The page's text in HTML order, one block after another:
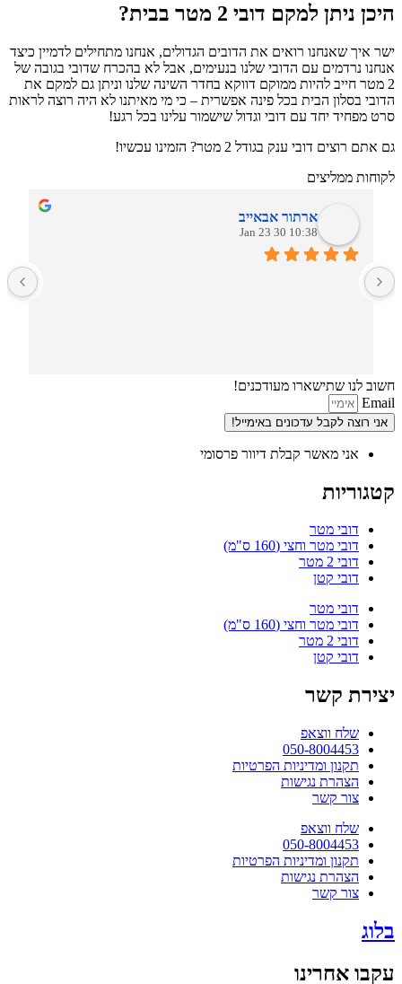
היכן ניתן למקם דובי 2 מטר בבית?
ישר איך שאנחנו רואים את הדובים הגדולים, אנחנו מתחילים לדמיין כיצד
אנחנו נרדמים עם הדובי שלנו בנעימים, אבל לא בהכרח שדובי בגובה של
2 מטר חייב להיות ממוקם דווקא בחדר השינה שלנו וניתן גם למקם את
הדובי בסלון הבית בכל פינה אפשרית – כי מי מאיתנו לא היה רוצה לראות
סרט מפחיד יחד עם דובי וגדול שישמור עלינו בכל רגע!
גם אתם רוצים דובי ענק בגודל 2 מטר? הזמינו עכשיו!
לקוחות ממליצים
ארתור אבאייב
10:38 30 Jan 23
חשוב לנו שתישארו מעודכנים!
Email
אני רוצה לקבל עדכונים באימייל!
אני מאשר קבלת דיוור פרסומי
קטגוריות
דובי מטר
דובי מטר וחצי (160 ס"מ)
דובי 2 מטר
דובי קטן
דובי מטר
דובי מטר וחצי (160 ס"מ)
דובי 2 מטר
דובי קטן
יצירת קשר
שלח ווצאפ
050-8004453
תקנון ומדיניות הפרטיות
הצהרת נגישות
צור קשר
שלח ווצאפ
050-8004453
תקנון ומדיניות הפרטיות
הצהרת נגישות
צור קשר
בלוג
עקבו אחרינו